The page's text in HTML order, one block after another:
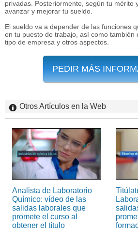
privadas. Posteriormente, según tu mérito
avanzar y mejorar tu sueldo.
El sueldo va a depender de las funciones
en tu puesto de trabajo, así como también
tipo de empresa y otros aspectos.
PEDIR MÁS
Otros Artículos en la Web
Analista de Laboratorio
Químico: vídeo de las
salidas laborales que
promete el curso al
obtener el título